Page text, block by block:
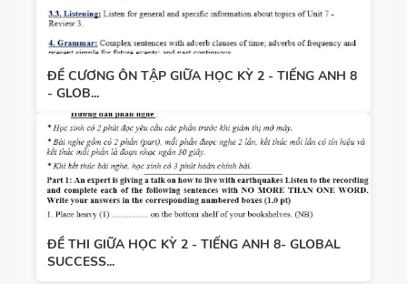
ĐỀ CƯƠNG ÔN TẬP GIỮA HỌC KỲ 2 - TIẾNG ANH 8
- GLOB...
ĐỀ THI GIỮA HỌC KỲ 2 - TIẾNG ANH 8- GLOBAL
SUCCESS...